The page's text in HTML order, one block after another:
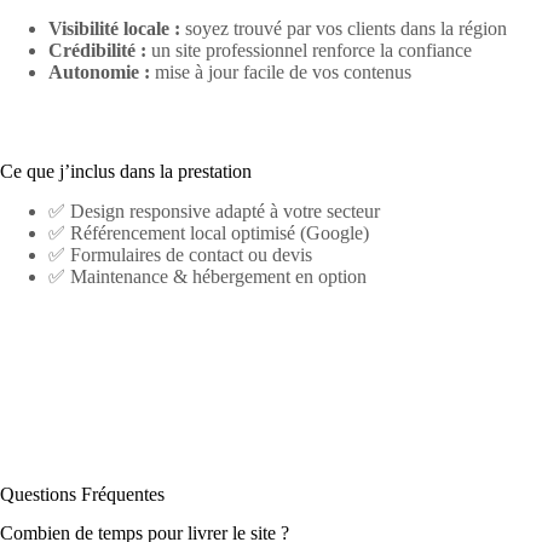
Visibilité locale : soyez trouvé par vos clients dans la région
Crédibilité : un site professionnel renforce la confiance
Autonomie : mise à jour facile de vos contenus
Ce que j’inclus dans la prestation
✅ Design responsive adapté à votre secteur
✅ Référencement local optimisé (Google)
✅ Formulaires de contact ou devis
✅ Maintenance & hébergement en option
Questions Fréquentes
Combien de temps pour livrer le site ?